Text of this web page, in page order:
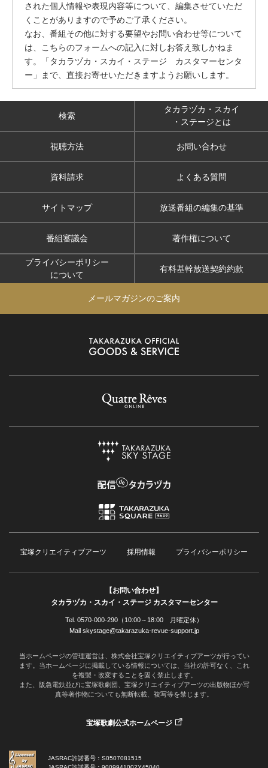
された個人情報や表現内容等について、編集させていただ
くことがありますので予めご了承ください。
なお、番組その他に対する要望やお問い合わせ等について
は、こちらのフォームへの記入に対しお答え致しかねま
す。「タカラヅカ・スカイ・ステージ カスタマーセンタ
ー」まで、直接お寄せいただきますようお願いします。
検索
タカラヅカ・スカイ
・ステージとは
視聴方法 お問い合わせ
資料請求 よくある質問
サイトマップ 放送番組の編集の基準
番組審議会 著作権について
プライバシーポリシー
について
有料基幹放送契約約款
メールマガジンのご案内
宝塚クリエイティブアーツ 採用情報 プライバシーポリシー
【お問い合わせ】
タカラヅカ・スカイ・ステージ カスタマーセンター
Tel. 0570-000-290（10:00～18:00 月曜定休）
Mail skystage@takarazuka-revue-support.jp
当ホームページの管理運営は、株式会社宝塚クリエイティブアーツが行ってい
ます。当ホームページに掲載している情報については、当社の許可なく、これ
を複製・改変することを固く禁止します。
また、阪急電鉄並びに宝塚歌劇団、宝塚クリエイティブアーツの出版物ほか写
真等著作物についても無断転載、複写等を禁じます。
宝塚歌劇公式ホームページ
JASRAC許諾番号：S0507081515